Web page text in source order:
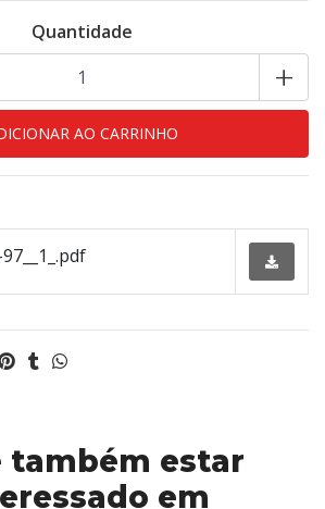
Quantidade
+
também estar
em